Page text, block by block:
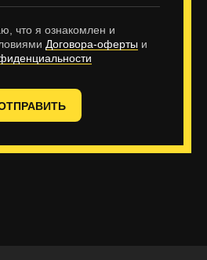
что я ознакомлен и
Договора-оферты и